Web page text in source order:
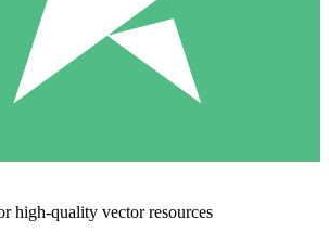
high-quality vector resources